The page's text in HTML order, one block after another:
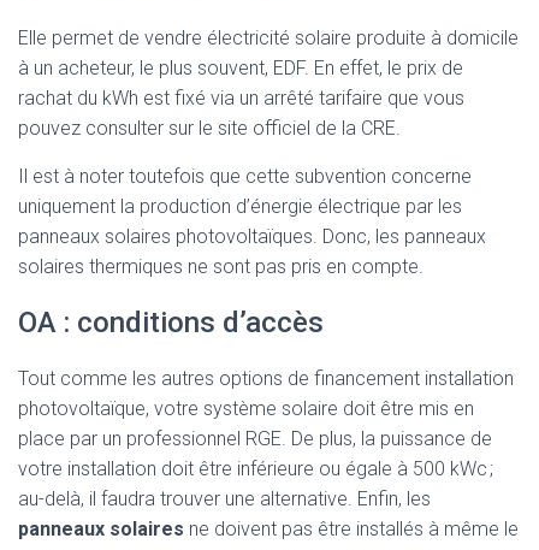
Elle permet de vendre électricité solaire produite à domicile
à un acheteur, le plus souvent, EDF. En effet, le prix de
rachat du kWh est fixé via un arrêté tarifaire que vous
pouvez consulter sur le site officiel de la CRE.
Il est à noter toutefois que cette subvention concerne
uniquement la production d’énergie électrique par les
panneaux solaires photovoltaïques. Donc, les panneaux
solaires thermiques ne sont pas pris en compte.
OA : conditions d’accès
Tout comme les autres options de financement installation
photovoltaïque, votre système solaire doit être mis en
place par un professionnel RGE. De plus, la puissance de
votre installation doit être inférieure ou égale à 500 kWc ;
au-delà, il faudra trouver une alternative. Enfin, les
panneaux solaires ne doivent pas être installés à même le